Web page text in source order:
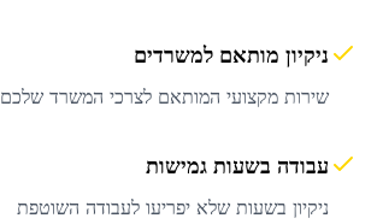
ניקיון מותאם למשרדים
שירות מקצועי המותאם לצרכי המשרד שלכם
עבודה בשעות גמישות
ניקיון בשעות שלא יפריעו לעבודה השוטפת